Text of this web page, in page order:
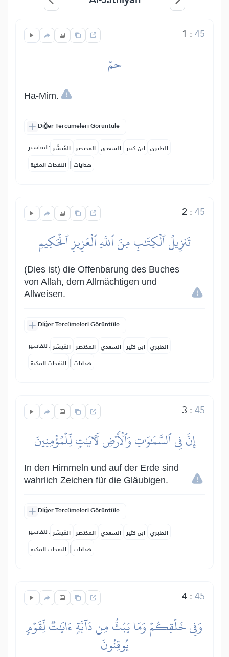
1 :45
حمٓ
Ha-Mim.
Diğer Tercümeleri Görüntüle
التفاسير: المُيسَّر المختصر السعدي ابن كثير الطبري
النفحات المكية | هدايات
2 :45
تَنزِيلُ ٱلۡكِتَٰبِ مِنَ ٱللَّهِ ٱلۡعَزِيزِ ٱلۡحَكِيمِ
(Dies ist) die Offenbarung des Buches
von Allah, dem Allmächtigen und
Allweisen.
Diğer Tercümeleri Görüntüle
التفاسير: المُيسَّر المختصر السعدي ابن كثير الطبري
النفحات المكية | هدايات
3 :45
إِنَّ فِي ٱلسَّمَٰوَٰتِ وَٱلۡأَرۡضِ لَأٓيَٰتٖ لِّلۡمُؤۡمِنِينَ
In den Himmeln und auf der Erde sind
wahrlich Zeichen für die Gläubigen.
Diğer Tercümeleri Görüntüle
التفاسير: المُيسَّر المختصر السعدي ابن كثير الطبري
النفحات المكية | هدايات
4:45
وَفِي خَلۡقِكُمۡ وَمَا يَبُثُّ مِن دَآبَّةٍ ءَايَٰتٞ لِّقَوۡمٖ
يُوقِنُونَ